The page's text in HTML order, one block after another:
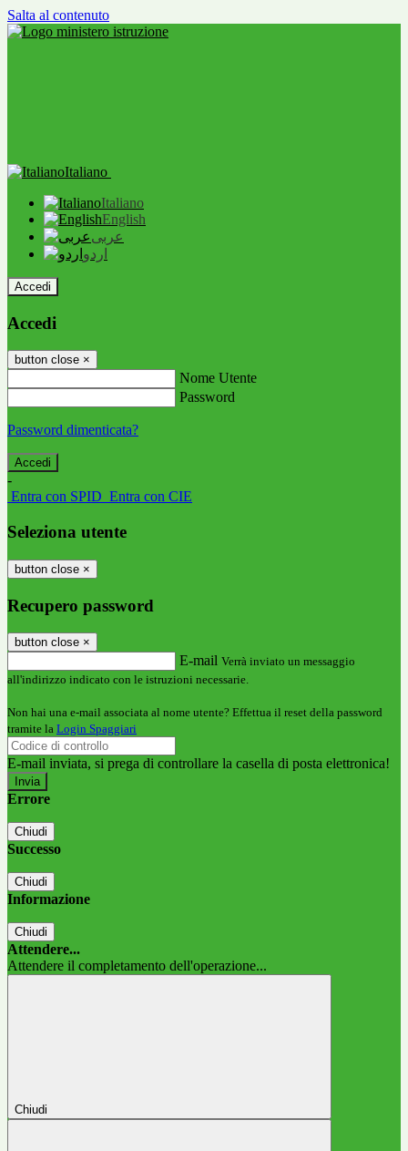
Salta al contenuto
Italiano
Italiano
English
عربى
اردو
Accedi
Accedi
button close ×
Nome Utente
Password
Password dimenticata?
-
Entra con SPID Entra con CIE
Seleziona utente
button close ×
Recupero password
button close ×
E-mail Verrà inviato un messaggio
all'indirizzo indicato con le istruzioni necessarie.
Non hai una e-mail associata al nome utente? Effettua il reset della password
tramite la Login Spaggiari
E-mail inviata, si prega di controllare la casella di posta elettronica!
Errore
Chiudi
Successo
Chiudi
Informazione
Chiudi
Attendere...
Attendere il completamento dell'operazione...
Chiudi